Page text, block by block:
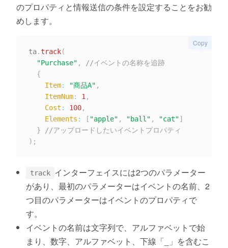
のプロパティと情報送信の条件を設定することをお勧
めします。
ta.track(
"Purchase" ,
//イベントの名称を追跡
{
Item: "商品A" ,
ItemNum: 1 ,
Cost : 100,
Elements : [ "apple" , "ball" , "cat"]
}
//アップロードしたいイベントプロパティ
) ;
Copy
track インターフェイスには2つのパラメーター
があり、最初のパラメーターはイベントの名前、2
つ目のパラメーターはイベントのプロパティで
す。
イベントの名前は文字列で、アルファベットで始
まり、数字、アルファベット、下線「_」を含むこ